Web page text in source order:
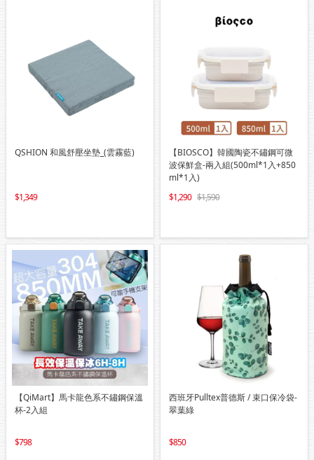
QSHION 和風舒壓坐墊_(雲霧藍)
1,349
【BIOSCO】韓國陶瓷不鏽鋼可微
波保鮮盒-兩入組(500ml*1入+850
ml*1入)
1,290
1,590
【QiMart】馬卡龍色系不鏽鋼保溫
杯-2入組
798
西班牙Pulltex普德斯 / 束口保冷袋-
翠葉綠
850